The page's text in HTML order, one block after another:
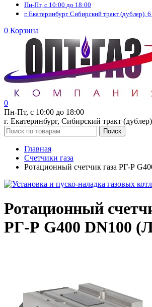
Пн-Пт, с 10:00 до 18:00
г. Екатеринбург, Сибирский тракт (дублер),
0 Корзина
0
Пн-Пт, с 10:00 до 18:00
г. Екатеринбург, Сибирский тракт
Поиск
Главная
Счетчики газа
Ротационный счетчик газа РГ-Р
Ротационный
РГ-Р G400 DN100